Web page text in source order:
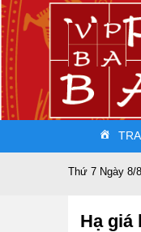
Thứ 7 Ngày 8/
Hạ giá